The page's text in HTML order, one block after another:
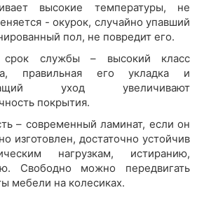
высокие температуры, не
- окурок, случайно упавший
пол, не повредит его.
срок службы – высокий класс
правильная его укладка и
уход увеличивают
покрытия.
– современный ламинат, если он
изготовлен, достаточно устойчив
нагрузкам, истиранию,
Свободно можно передвигать
мебели на колесиках.